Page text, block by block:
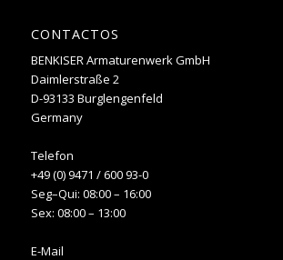
CONTACTOS
BENKISER Armaturenwerk GmbH
Daimlerstraße 2
D-93133 Burglengenfeld
Germany
Telefon
+49 (0) 9471 / 600 93-0
Seg–Qui: 08:00 – 16:00
Sex: 08:00 – 13:00
E-Mail